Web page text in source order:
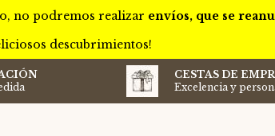
no podremos realizar envíos, que se
descubrimientos!
CESTAS DE
Excelencia y